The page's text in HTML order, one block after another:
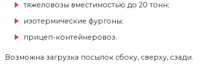
тяжеловозы вместимостью до 20 тонн;
изотермические фургоны;
прицеп-контейнеровоз.
Возможна загрузка посылок сбоку, сверху, сзади.